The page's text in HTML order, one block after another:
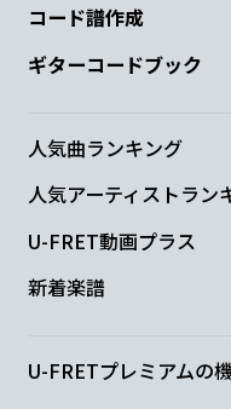
コード譜作成
ギターコードブック
人気曲ランキング
人気アーティストラン
U-FRET動画プラス
新着楽譜
U-FRETプレミアムの